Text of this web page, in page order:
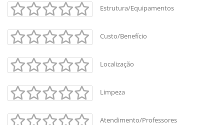
Estrutura/Equipamentos
Custo/Benefício
Localização
Limpeza
Atendimento/Professores